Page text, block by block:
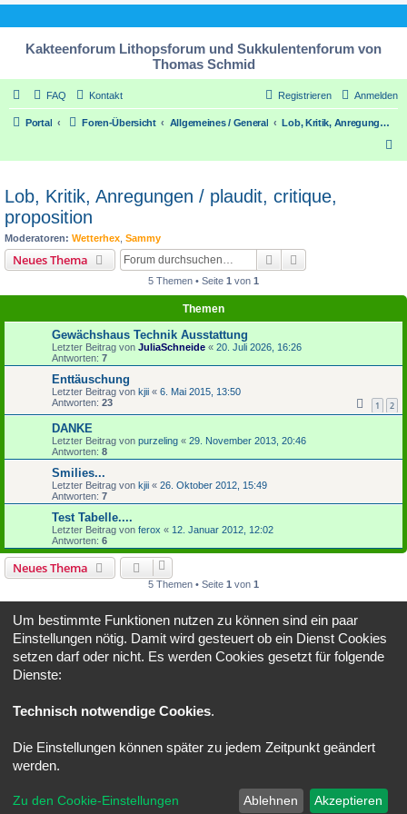
Kakteenforum Lithopsforum und Sukkulentenforum von
Thomas Schmid
FAQ Kontakt Anmelden
Registrieren
Portal Foren-Übersicht Allgemeines / General
Lob, Kritik, Anregungen / plaudit, critique, proposition
Lob, Kritik, Anregungen / plaudit, critique,
proposition
Moderatoren: Wetterhex Sammy
Neues Thema Suche
5 Themen • Seite 1 von 1
Themen
Gewächshaus Technik Ausstattung
Letzter Beitrag von JuliaSchneide « 20. Juli 2026, 16:26
Antworten: 7
Enttäuschung
Letzter Beitrag von kjii « 6. Mai 2015, 13:50
Antworten: 23 1 2
DANKE
Letzter Beitrag von purzeling « 29. November 2013, 20:46
Antworten: 8
Smilies...
Letzter Beitrag von kjii « 26. Oktober 2012, 15:49
Antworten: 7
Test Tabelle....
Letzter Beitrag von ferox « 12. Januar 2012, 12:02
Antworten: 6
Neues Thema
5 Themen • Seite 1 von 1
Gehe zu
BERECHTIGUNGEN IN DIESEM FORUM
Du darfstkeine
Du darfstkeine
Du darfst deine Beiträge in diesem Forumnicht
Dateianhänge in diesem Forum erstellen.
Portal Foren-Übersicht Alle Zeiten sindUTC+02:00
® Forum Software © phpBB Limited
Deutsche Übersetzung durchphpBB.de
Um bestimmte Funktionen nutzen zu können sind ein paar
Einstellungen nötig. Damit wird gesteuert ob ein Dienst Cookies
setzen darf oder nicht. Es werden Cookies gesetzt für folgende
Dienste:
Technisch notwendige Cookies.
Die Einstellungen können später zu jedem Zeitpunkt geändert
werden.
Zu den Cookie-Einstellungen Ablehnen Akzeptieren